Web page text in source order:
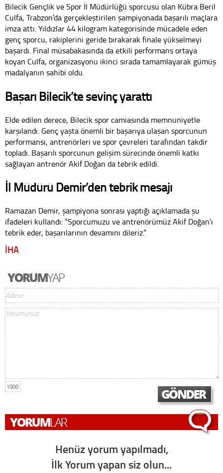
Bilecik Gençlik ve Spor İl Müdürlüğü sporcusu olan Kübra Beril
Culfa, Trabzon’da gerçekleştirilen şampiyonada başarılı maçlara
imza attı. Yıldızlar 44 kilogram kategorisinde mücadele eden
genç sporcu, rakiplerini geride bırakarak finale yükselmeyi
başardı. Final müsabakasında da etkili performans ortaya
koyan Culfa, organizasyonu ikinci sırada tamamlayarak gümüş
madalyanın sahibi oldu.
Başarı Bilecik’te sevinç yarattı
Elde edilen derece, Bilecik spor camiasında memnuniyetle
karşılandı. Genç yaşta önemli bir başarıya ulaşan sporcunun
performansı, antrenörleri ve spor çevreleri tarafından takdir
topladı. Başarılı sporcunun gelişim sürecinde önemli katkı
sağlayan antrenör Akif Doğan da tebrik edildi.
İl Müdürü Demir’den tebrik mesajı
Ramazan Demir, şampiyona sonrası yaptığı açıklamada şu
ifadeleri kullandı: “Sporcumuzu ve antrenörümüz Akif Doğan’ı
tebrik eder, başarılarının devamını dileriz.”
İHA
1000
Henüz yorum yapılmadı,
İlk Yorum yapan siz olun...